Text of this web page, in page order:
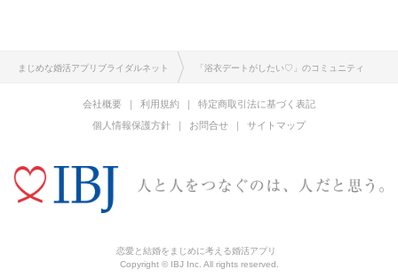
まじめな婚活アプリブライダルネット 「浴衣デートがしたい♡」のコミュニティ
会社概要 利用規約
特定商取引法に基づく表記
個人情報保護方針
お問合せ サイトマップ
恋愛と結婚をまじめに考える婚活アプリ
Copyright © IBJ Inc. All rights reserved.